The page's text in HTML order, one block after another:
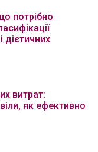
потрібно
дієтичних
витрат:
як ефективно